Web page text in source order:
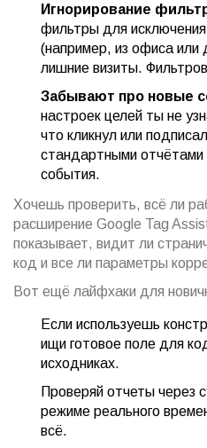
Игнорирование
фильтры для
(например, из офиса или
лишние визиты.
Забывают про новые
настроек целей ты не
что кликнул или
стандартными
события.
Хочешь проверить, всё ли
расширение Google Tag
показывает, видит ли
код и все ли параметры
Вот ещё лайфхаки для
Если используешь
ищи готовое поле для
исходниках.
Проверяй отчеты через
режиме реального
всё.